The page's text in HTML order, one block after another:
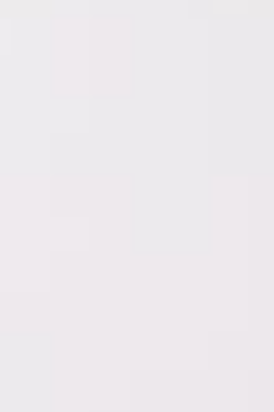
ביותר
זו הסיבה
בהכרח מגיעים ממנו.
אנחנו מכוונים את
להוריד מה שלא נכון
שיוכל להפוך את הרעיון